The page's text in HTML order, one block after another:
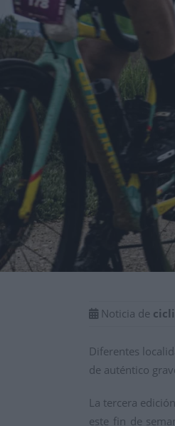
Noticia de
Diferentes
de auténtico
La tercera
este fin de